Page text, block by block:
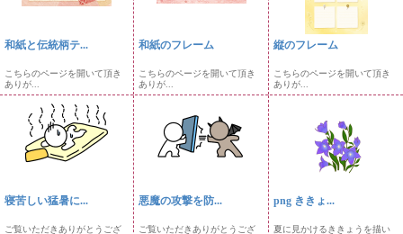
和紙と伝統柄テ...
こちらのページを開いて頂き
ありが...
和紙のフレーム
こちらのページを開いて頂き
ありが...
縦のフレーム
こちらのページを開いて頂き
ありが...
寝苦しい猛暑に...
ご覧いただきありがとうござ
悪魔の攻撃を防...
ご覧いただきありがとうござ
png ききょ...
夏に見かけるききょうを描い